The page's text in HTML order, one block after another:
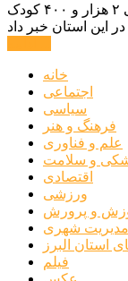
مدیر کل بهزیستی استان البرز از شناسایی ۲ هزار و ۴۰۰ کودک
خانه
اجتماعی
سیاسی
فرهنگ و هنر
علم و فناوری
و سلامت
اقتصادی
ورزشی
و پرورش
مدیریت شهری
استان البرز
فیلم